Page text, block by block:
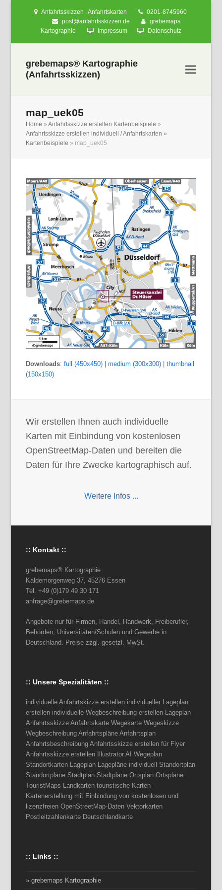
Anfahrtsskizzen | Anfahrtskarten
0201-8745960
post@anfahrtsskizzen.de
grebemaps
Kartographie
Impressum Datenschutz
grebemaps® Kartographie
(Anfahrtsskizzen)
map_uek05
Home »Anfahrtsskizze erstellen Kartenbeispiele »
Anfahrtsskizze erstellen individuell / Anfahrtskarten »
Kartenbeispiele » map_uek05
Downloads:full (450x450) |medium (300x300) |thumbnail
(150x150)
Wir erstellen Ihnen auch individuelle
Karten mit Einbindung von kostenlosen
OpenStreetMap-Daten und bereiten die
Daten für Ihre Zwecke kartographisch auf.
Weitere Infos ...
:: Kontakt ::
grebemaps® Kartographie
Kaldemorgenweg 37, 45276 Essen
Tel. +49 (0)179 49 30 171
anfrage@grebemaps.de
Angebote nur für Firmen, Handel, Handwerk, Freiberufler,
Behörden, Universitäten/Schulen und Gewerbe in
Deutschland. Preise zzgl. gesetzl. MwSt.
:: Unsere Spezialitäten ::
individuelle Anfahrtskizze erstellen individueller Lageplan
erstellen individuelle Wegbeschreibung erstellen Lageplan
Anfahrtsskizze Anfahrtskarte Wegekarte Wegeskizze
Wegbeschreibung Anfahrtspläne Anfahrtsplan
Anfahrtsbeschreibung Anfahrtsskizze erstellen für Flyer
Anfahrtsskizze erstellen Illustrator AI Wegeplan
Standortkarten Lageplan Lagepläne individuell Standortplan
Standortpläne Stadtplan Stadtpläne Ortsplan Ortspläne
TouristMaps Landkarten touristische Karten –
Kartenerstellung mit Einbindung von kostenlosen und
lizenzfreien OpenStreetMap-Daten Vektorkarten
Postleitzahlenkarte Deutschlandkarte
:: Links ::
» grebemaps Kartographie